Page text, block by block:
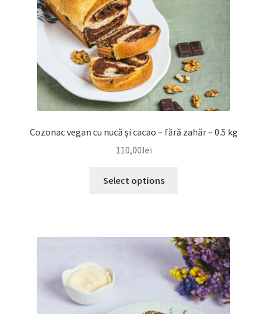
Cozonac vegan cu nucă și cacao – fără zahăr – 0.5 kg
110,00lei
Select options